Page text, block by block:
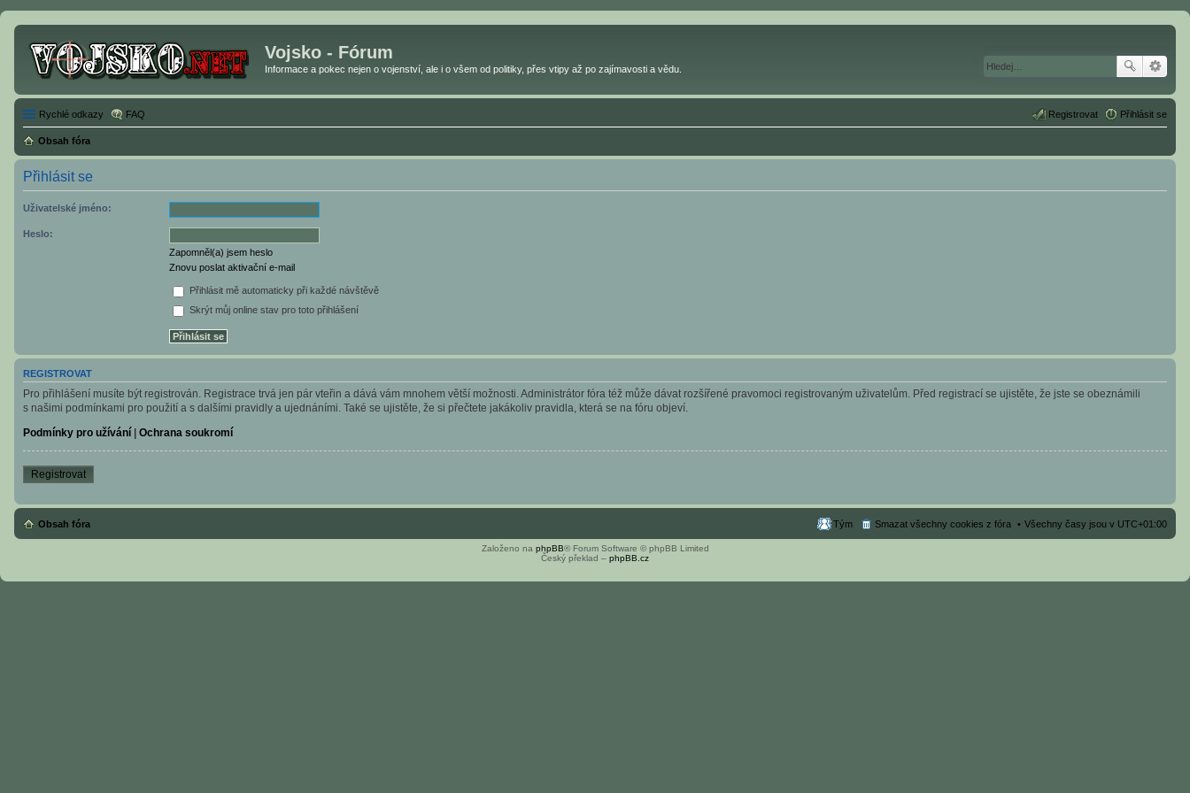
Vojsko - Fórum
Informace a pokec nejen o vojenství, ale i o všem od politiky, přes vtipy až po zajímavosti a vědu.
Rychlé odkazy FAQ Přihlásit se
Registrovat
Obsah fóra
Přihlásit se
Uživatelské jméno:
Heslo:
Zapomněl(a) jsem heslo
Znovu poslat aktivační e-mail
Přihlásit mě automaticky při každé návštěvě
Skrýt můj online stav pro toto přihlášení
REGISTROVAT
Pro přihlášení musíte být registrován. Registrace trvá jen pár vteřin a dává vám mnohem větší možnosti. Administrátor fóra též může dávat rozšířené pravomoci registrovaným uživatelům. Před registrací se ujistěte, že jste se obeznámili
s našimi podmínkami pro použití a s dalšími pravidly a ujednáními. Také se ujistěte, že si přečtete jakákoliv pravidla, která se na fóru objeví.
Podmínky pro užívání
Ochrana soukromí
Registrovat
Obsah fóra Všechny časy jsou v UTC+01:00
Smazat všechny cookies z fóra
Tým
Založeno na phpBB® Forum Software © phpBB Limited
Český překlad – phpBB.cz